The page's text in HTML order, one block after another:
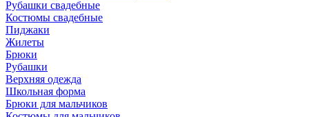
Рубашки свадебные
Костюмы свадебные
Пиджаки
Жилеты
Брюки
Рубашки
Верхняя одежда
Школьная форма
Брюки для мальчиков